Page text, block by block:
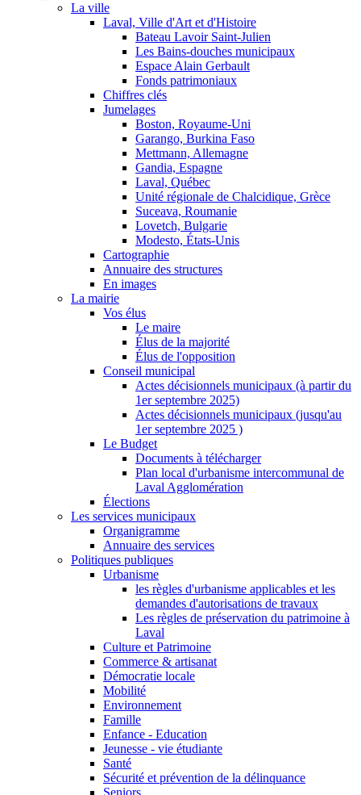
La ville
Laval, Ville d'Art et d'Histoire
Bateau Lavoir Saint-Julien
Les Bains-douches municipaux
Espace Alain Gerbault
Fonds patrimoniaux
Chiffres clés
Jumelages
Boston, Royaume-Uni
Garango, Burkina Faso
Mettmann, Allemagne
Gandia, Espagne
Laval, Québec
Unité régionale de Chalcidique, Grèce
Suceava, Roumanie
Lovetch, Bulgarie
Modesto, États-Unis
Cartographie
Annuaire des structures
En images
La mairie
Vos élus
Le maire
Élus de la majorité
Élus de l'opposition
Conseil municipal
Actes décisionnels municipaux (à partir du
1er septembre 2025)
Actes décisionnels municipaux (jusqu'au
1er septembre 2025 )
Le Budget
Documents à télécharger
Plan local d'urbanisme intercommunal de
Laval Agglomération
Élections
Les services municipaux
Organigramme
Annuaire des services
Politiques publiques
Urbanisme
les règles d'urbanisme applicables et les
demandes d'autorisations de travaux
Les règles de préservation du patrimoine à
Laval
Culture et Patrimoine
Commerce & artisanat
Démocratie locale
Mobilité
Environnement
Famille
Enfance - Education
Jeunesse - vie étudiante
Santé
Sécurité et prévention de la délinquance
Seniors